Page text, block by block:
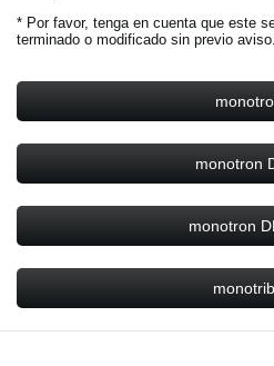
* Por favor, tenga en cuenta que este
terminado o modificado sin previo aviso.
monotron
monotron